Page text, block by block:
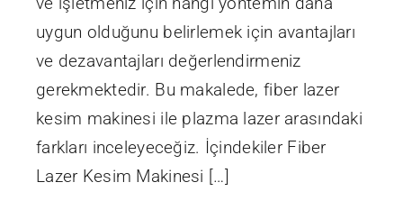
uygun olduğunu belirlemek için avantajları
ve dezavantajları değerlendirmeniz
gerekmektedir. Bu makalede, fiber lazer
kesim makinesi ile plazma lazer arasındaki
farkları inceleyeceğiz. İçindekiler Fiber
Lazer Kesim Makinesi […]